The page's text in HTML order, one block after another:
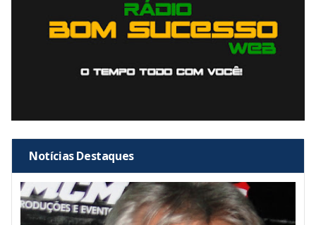
Notícias Destaques